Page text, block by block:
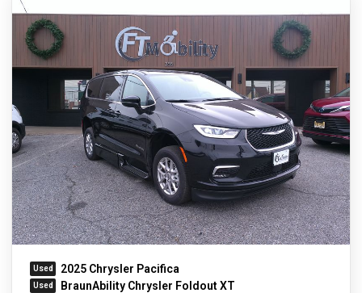
2025 Chrysler Pacifica
BraunAbility Chrysler Foldout XT